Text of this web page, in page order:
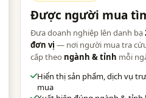
Được người mua
Đưa doanh nghiệp lên danh bạ
đơn vị — nơi người mua tra
cấp theo ngành & tỉnh mỗi
Hiển thị sản phẩm, dịch vụ
mua